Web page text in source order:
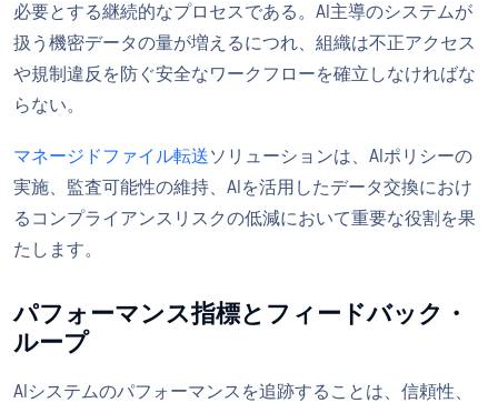
必要とする継続的なプロセスである。AI主導のシステムが
扱う機密データの量が増えるにつれ、組織は不正アクセス
や規制違反を防ぐ安全なワークフローを確立しなければな
らない。
マネージドファイル転送ソリューションは、AIポリシーの
実施、監査可能性の維持、AIを活用したデータ交換におけ
るコンプライアンスリスクの低減において重要な役割を果
たします。
パフォーマンス指標とフィードバック・
ループ
AIシステムのパフォーマンスを追跡することは、信頼性、